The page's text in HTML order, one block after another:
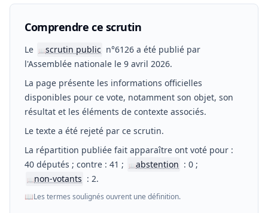
Comprendre ce scrutin
Le 📖scrutin public n°6126 a été publié par
l'Assemblée nationale le 9 avril 2026.
La page présente les informations officielles
disponibles pour ce vote, notamment son objet, son
résultat et les éléments de contexte associés.
Le texte a été rejeté par ce scrutin.
La répartition publiée fait apparaître ont voté pour :
40 députés ; contre : 41 ;
📖abstention : 0 ;
📖non-votants : 2.
📖Les termes soulignés ouvrent une définition.